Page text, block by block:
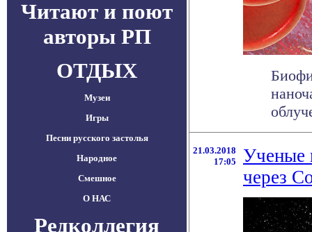
Читают и поют
авторы РП
ОТДЫХ
Музеи
Игры
Песни русского застолья
Народное
Смешное
О НАС
Редколлегия
21.03.2018
17:05
Ученые
через